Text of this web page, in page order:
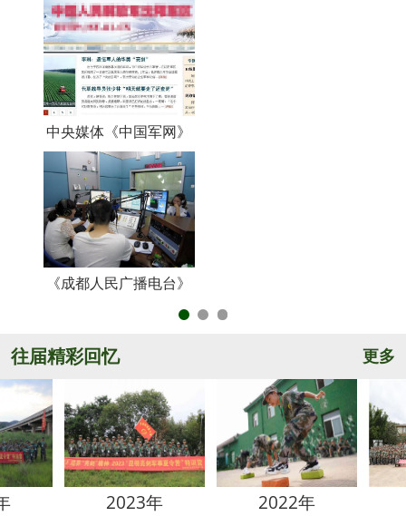
中央媒体《中国军网》
《成都人民广播电台》
往届精彩回忆 更多
2023年 2022年